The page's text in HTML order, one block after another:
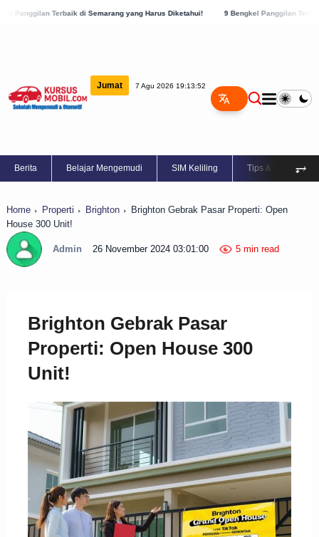
di Semarang yang Harus Diketahui! 9 Bengkel Panggilan Terbaik di Kabupaten
Jumat 7 Agu 2026 19:13:53
Berita Belajar Mengemudi SIM Keliling Tips & Trik ⥅
Home Properti Brighton
Brighton Gebrak Pasar Properti: Open
House 300 Unit!
Admin 26 November 2024 03:01:00 5 min read
Brighton Gebrak Pasar
Properti: Open House 300
Unit!